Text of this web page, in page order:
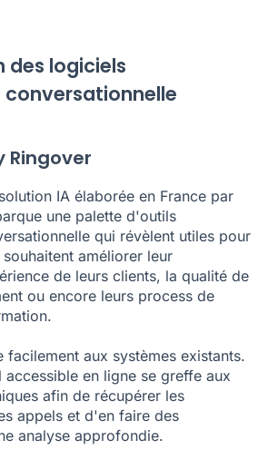
des logiciels
Ringover
IA élaborée en France par
une palette d'outils
qui révèlent utiles pour
améliorer leur
de leurs clients, la qualité de
ou encore leurs process de
facilement aux systèmes existants.
en ligne se greffe aux
afin de récupérer les
appels et d'en faire des
analyse approfondie.